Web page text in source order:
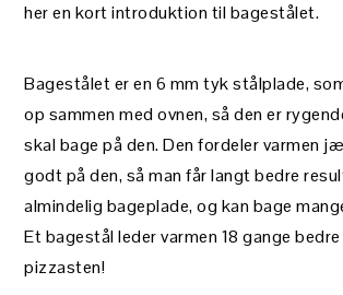
her en kort introduktion til bagestålet.
Bagestålet er en 6 mm tyk stålplade,
op sammen med ovnen, så den er
skal bage på den. Den fordeler varmen
godt på den, så man får langt bedre
almindelig bageplade, og kan bage
Et bagestål leder varmen 18 gange bedre
pizzasten!